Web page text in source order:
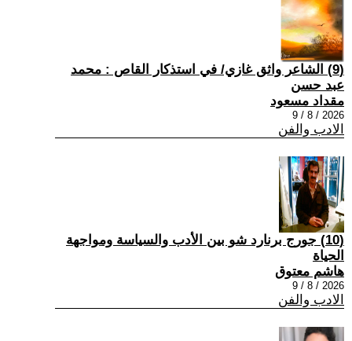
(9) الشاعر واثق غازي/ في استذكار القاص : محمد
عبد حسن
مقداد مسعود
2026 / 8 / 9
الادب والفن
(10) جورج برنارد شو بين الأدب والسياسة ومواجهة
الحياة
هاشم معتوق
2026 / 8 / 9
الادب والفن